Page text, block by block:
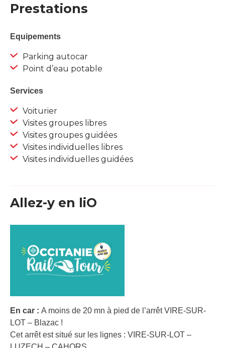
Prestations
Equipements
Parking autocar
Point d’eau potable
Services
Voiturier
Visites groupes libres
Visites groupes guidées
Visites individuelles libres
Visites individuelles guidées
Allez-y en liO
En car : A moins de 20 mn à pied de l’arrêt VIRE-SUR-
LOT – Blazac !
Cet arrêt est situé sur les lignes : VIRE-SUR-LOT –